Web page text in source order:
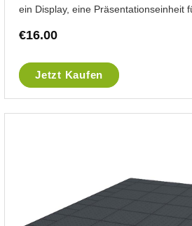
ein Display, eine Präsentationseinheit
€16.00
Jetzt Kaufen